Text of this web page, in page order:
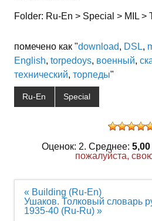
Folder: Ru-En > Special > MIL >
помечено как "download, DSL,
English, torpedoуs, военный,
технический, торпеды"
Ru-En Special
Оценок: 2. Среднее: 5,00
пожалуйста,
Навигация
по
записям
« Building (Ru-En)
Ушаков. Толковый словарь
1935-40 (Ru-Ru) »